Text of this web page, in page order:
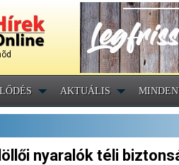
AKTUÁLIS
nyaralók téli